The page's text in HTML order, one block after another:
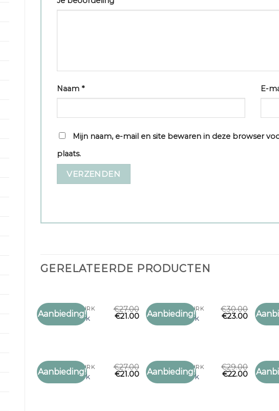
Naam * E-
Mijn naam, e-mail en site bewaren in deze browser
plaats.
GERELATEERDE PRODUCTEN
Aanbieding!
Toevoegen
SJAAL OVER JURK
sjaal over jurk
€27.00
€21.00 Aanbieding!
Toevoegen
SJAAL OVER JURK
sjaal over jurk
€30.00
€23.00
SJAAL
sjaal
Aanbieding!
Toevoegen
SJAAL OVER JURK
sjaal over jurk
€27.00
€21.00 Aanbieding!
Toevoegen
SJAAL OVER JURK
sjaal over jurk
€29.00
€22.00
SJAAL
sjaal